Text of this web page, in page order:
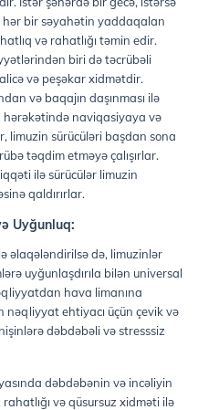
bir səyahətin yaddaqalan
və rahatlığı təmin edir.
biri də təcrübəli
və peşəkar xidmətdir.
və baqajın daşınması ilə
hərəkətində naviqasiyaya və
limuzin sürücüləri başdan sona
təqdim etməyə çalışırlar.
ilə sürücülər limuzin
qaldırırlar.
Uyğunluq:
əlaqələndirilsə də, limuzinlər
uyğunlaşdırıla bilən universal
hava limanına
ehtiyacı üçün çevik və
dəbdəbəli və stresssiz
dəbdəbənin və incəliyin
və qüsursuz xidməti ilə